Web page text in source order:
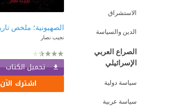
الاستشراق
الدين والسياسة
الصراع العربي
الإسرائيلي
سياسة دولية
سياسة عربية
نجيب نصار
تحميل الكتاب
اشترك الآن